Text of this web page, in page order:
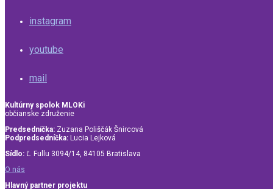
instagram
youtube
mail
Kultúrny spolok MLOKi
občianske združenie
Predsedníčka: Zuzana Poliščák Šnircová
Podpredsedníčka: Lucia Lejková
Sídlo: Ľ. Fullu 3094/14, 84105 Bratislava
O nás
Hlavný partner projektu